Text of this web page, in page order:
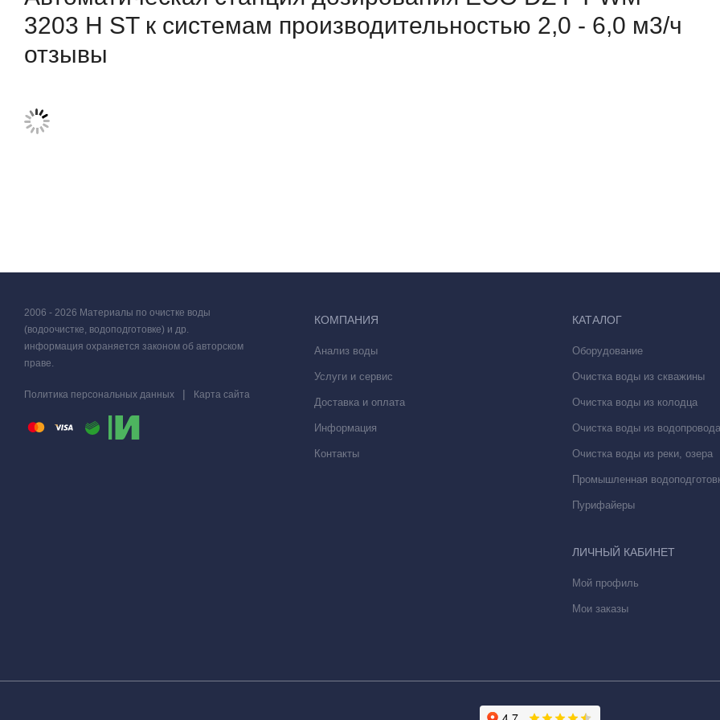
Ёмкость для реагента
3203 H ST к системам производительностью 2,0 - 6,0 м3/ч
отзывы
2006 - 2026 Материалы по очистке воды
(водоочистке, водоподготовке) и др.
информация охраняется законом об авторском
праве.
Политика персональных данных | Карта сайта
КОМПАНИЯ
Анализ воды
Услуги и сервис
Доставка и оплата
Информация
Контакты
КАТАЛОГ
Оборудование
Очистка воды из скважины
Очистка воды из колодца
Очистка воды из водопровода
Очистка воды из реки, озера
Промышленная
Пурифайеры
ЛИЧНЫЙ КАБИНЕТ
Мой профиль
Мои заказы